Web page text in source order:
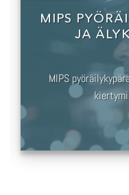
MIPS
JA
MIPS